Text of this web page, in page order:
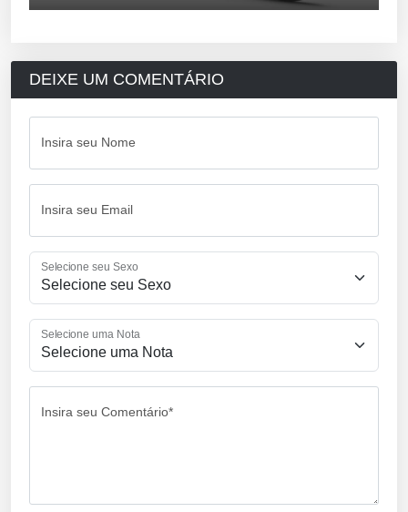
DEIXE UM COMENTÁRIO
Insira seu Nome
Insira seu Email
Selecione seu Sexo
Selecione uma Nota
Insira seu Comentário*